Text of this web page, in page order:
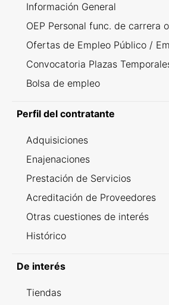
Información General
OEP Personal func. de carrera
Ofertas de Empleo Público /
Convocatoria Plazas
Bolsa de empleo
Perfil del contratante
Adquisiciones
Enajenaciones
Prestación de Servicios
Acreditación de Proveedores
Otras cuestiones de interés
Histórico
De interés
Tiendas